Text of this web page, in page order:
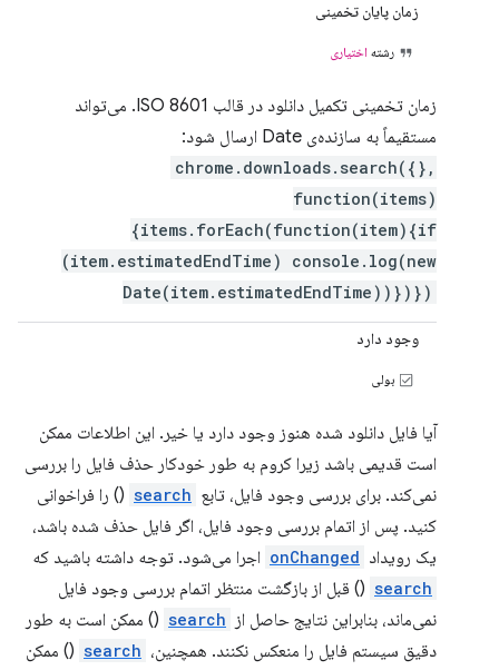
زمان پایان تخمینی
رشته اختیاری
زمان تخمینی تکمیل دانلود در قالب ISO 8601. می‌تواند
مستقیماً به سازنده‌ی Date ارسال شود:
chrome.downloads.search({},
function(items)
{items.forEach(function(item){if
(item.estimatedEndTime) console.log(new
Date(item.estimatedEndTime))})})
وجود دارد
بولی
آیا فایل دانلود شده هنوز وجود دارد یا خیر. این اطلاعات ممکن
است قدیمی باشد زیرا کروم به طور خودکار حذف فایل را بررسی
نمی‌کند. برای بررسی وجود فایل، تابع search () را فراخوانی
کنید. پس از اتمام بررسی وجود فایل، اگر فایل حذف شده باشد،
یک رویداد onChanged اجرا می‌شود. توجه داشته باشید که
search () قبل از بازگشت منتظر اتمام بررسی وجود فایل
نمی‌ماند، بنابراین نتایج حاصل از search () ممکن است به طور
دقیق سیستم فایل را منعکس نکنند. همچنین، search () ممکن